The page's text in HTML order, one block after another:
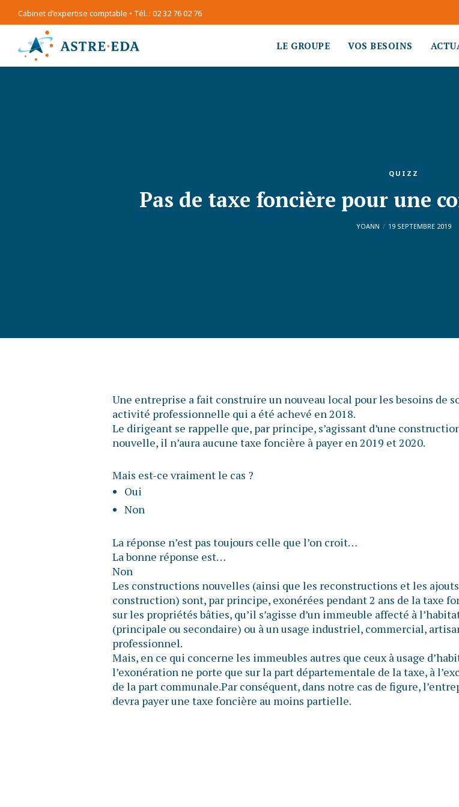
Cabinet d’expertise comptable • Tél. : 02 32 76 02 76
LE GROUPE VOS BESOINS
QUIZZ
Pas de taxe foncière pour une
YOANN 19 SEPTEMBRE 2019
Une entreprise a fait construire un nouveau local pour les besoins de
activité professionnelle qui a été achevé en 2018.
Le dirigeant se rappelle que, par principe, s’agissant d’une
nouvelle, il n’aura aucune taxe foncière à payer en 2019 et 2020.
Mais est-ce vraiment le cas ?
Oui
Non
La réponse n’est pas toujours celle que l’on croit…
La bonne réponse est…
Non
Les constructions nouvelles (ainsi que les reconstructions et les
construction) sont, par principe, exonérées pendant 2 ans de la taxe
sur les propriétés bâties, qu’il s’agisse d’un immeuble affecté à
(principale ou secondaire) ou à un usage industriel, commercial,
professionnel.
Mais, en ce qui concerne les immeubles autres que ceux à usage
l’exonération ne porte que sur la part départementale de la taxe, à
de la part communale.Par conséquent, dans notre cas de figure,
devra payer une taxe foncière au moins partielle.